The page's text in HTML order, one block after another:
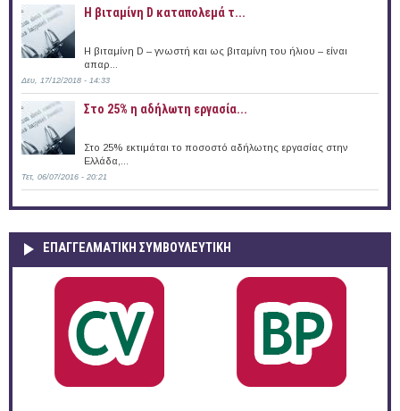
Η βιταμίνη D καταπολεμά τ...
Η βιταμίνη D – γνωστή και ως βιταμίνη του ήλιου – είναι
απαρ...
Δευ, 17/12/2018 - 14:33
Στο 25% η αδήλωτη εργασία...
Στο 25% εκτιμάται το ποσοστό αδήλωτης εργασίας στην
Ελλάδα,...
Τετ, 06/07/2016 - 20:21
ΕΠΑΓΓΕΛΜΑΤΙΚΉ ΣΥΜΒΟΥΛΕΥΤΙΚΉ